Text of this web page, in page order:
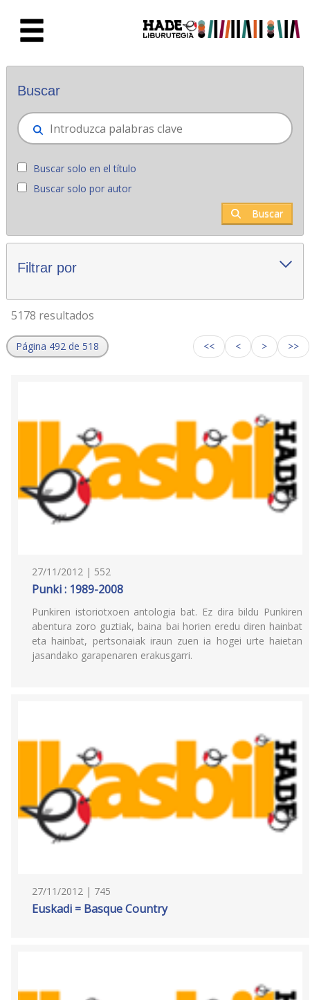
Novedades - Liburutegia
Buscar
Buscar solo en el título
Buscar solo por autor
Buscar
Filtrar por
5178 resultados
Página 492 de 518 << < > >>
27/11/2012 | 552
Punki : 1989-2008
Punkiren istoriotxoen antologia bat. Ez dira bildu Punkiren
abentura zoro guztiak, baina bai horien eredu diren hainbat
eta hainbat, pertsonaiak iraun zuen ia hogei urte haietan
jasandako garapenaren erakusgarri.
27/11/2012 | 745
Euskadi = Basque Country